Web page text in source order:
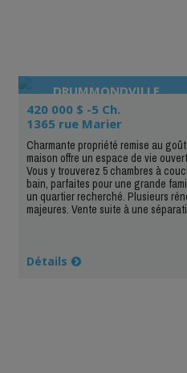
DRUMMONDVILLE
420 000 $ -5 Ch.
1365 rue Marier
Charmante propriété remise au
maison offre un espace de vie
Vous y trouverez 5 chambres à
bain, parfaites pour une grande
un quartier recherché. Plusieurs
majeures. Vente suite à une
Détails